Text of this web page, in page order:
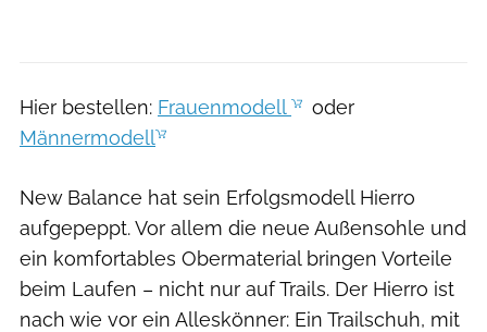
Hier bestellen: Frauenmodell
oder
Männermodell
New Balance hat sein Erfolgsmodell Hierro
aufgepeppt. Vor allem die neue Außensohle und
ein komfortables Obermaterial bringen Vorteile
beim Laufen – nicht nur auf Trails. Der Hierro ist
nach wie vor ein Alleskönner: Ein Trailschuh, mit